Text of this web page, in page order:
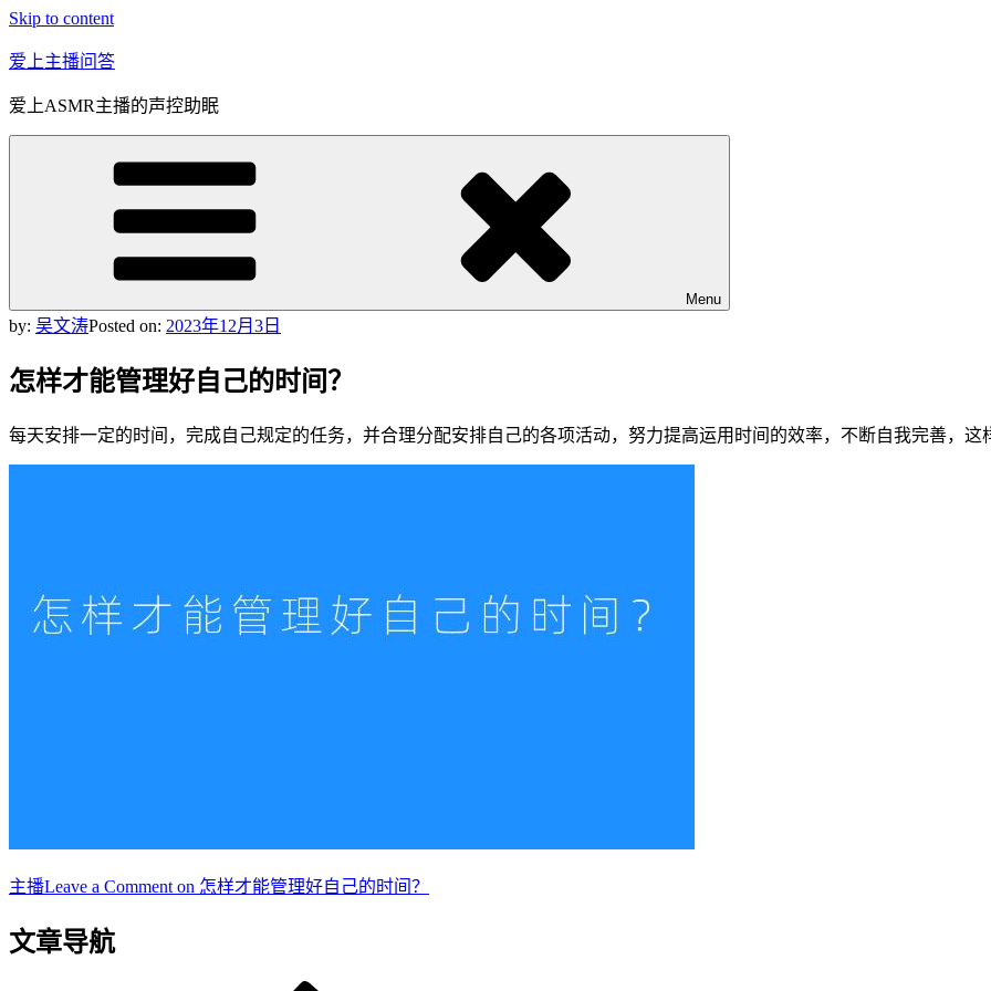
Skip to content
爱上主播问答
爱上ASMR主播的声控助眠
Menu
by: 吴文涛Posted on: 2023年12月3日
怎样才能管理好自己的时间？
每天安排一定的时间，完成自己规定的任务，并合理分配安排自己的各项活动，努力提高运用时间的效率，不断自我完善，这
主播Leave a Comment on 怎样才能管理好自己的时间？
文章导航